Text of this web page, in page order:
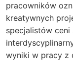
pracowników
kreatywnych
specjalistów ceni
wyniki w pracy z